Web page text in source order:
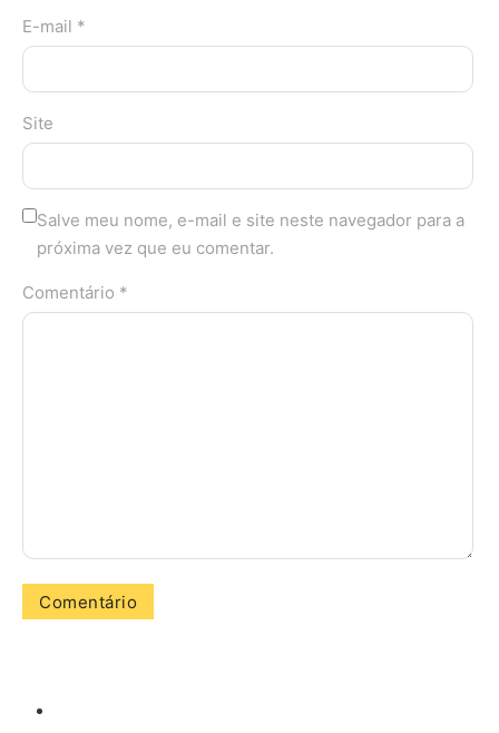
E-mail *
Site
Salve meu nome, e-mail e site neste navegador para a
próxima vez que eu comentar.
Comentário *